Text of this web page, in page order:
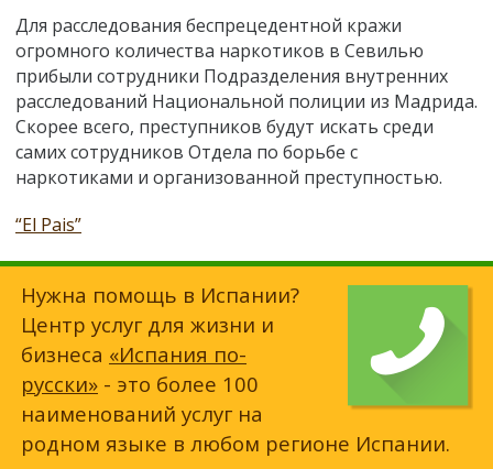
Для расследования беспрецедентной кражи
огромного количества наркотиков в Севилью
прибыли сотрудники Подразделения внутренних
расследований Национальной полиции из Мадрида.
Скорее всего, преступников будут искать среди
самих сотрудников Отдела по борьбе с
наркотиками и организованной преступностью.
“El Pais”
Нужна помощь в Испании?
Центр услуг для жизни и
бизнеса «Испания по-
русски» - это более 100
наименований услуг на
родном языке в любом регионе Испании.